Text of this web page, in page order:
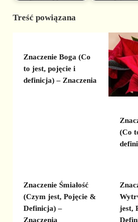
Treść powiązana
Znaczenie Boga (Co
to jest, pojęcie i
definicja) – Znaczenia
(Co
Znaczenie Śmiałość
(Czym jest, Pojęcie &
Definicja) –
Znaczenia
jest,